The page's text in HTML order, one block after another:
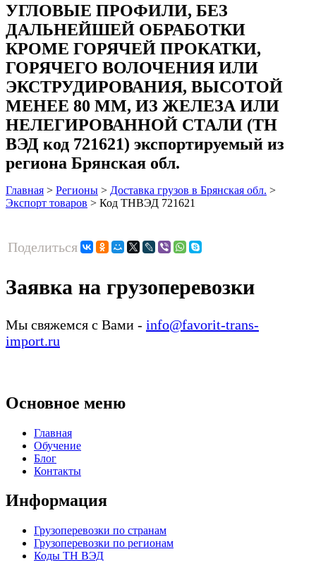
УГЛОВЫЕ ПРОФИЛИ, БЕЗ
ДАЛЬНЕЙШЕЙ ОБРАБОТКИ
КРОМЕ ГОРЯЧЕЙ ПРОКАТКИ,
ГОРЯЧЕГО ВОЛОЧЕНИЯ ИЛИ
ЭКСТРУДИРОВАНИЯ, ВЫСОТОЙ
МЕНЕЕ 80 ММ, ИЗ ЖЕЛЕЗА ИЛИ
НЕЛЕГИРОВАННОЙ СТАЛИ (ТН
ВЭД код 721621) экспортируемый из
региона Брянская обл.
Главная > Регионы > Доставка грузов в Брянская обл. >
Экспорт товаров > Код ТНВЭД 721621
Поделиться
Заявка на грузоперевозки
Мы свяжемся с Вами - info@favorit-trans-
import.ru
Основное меню
Главная
Обучение
Блог
Контакты
Информация
Грузоперевозки по странам
Грузоперевозки по регионам
Коды ТН ВЭД